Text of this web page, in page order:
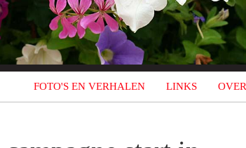
FOTO'S EN VERHALEN LINKS